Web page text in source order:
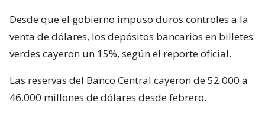
Desde que el gobierno impuso duros controles a la
venta de dólares, los depósitos bancarios en billetes
verdes cayeron un 15%, según el reporte oficial.
Las reservas del Banco Central cayeron de 52.000 a
46.000 millones de dólares desde febrero.